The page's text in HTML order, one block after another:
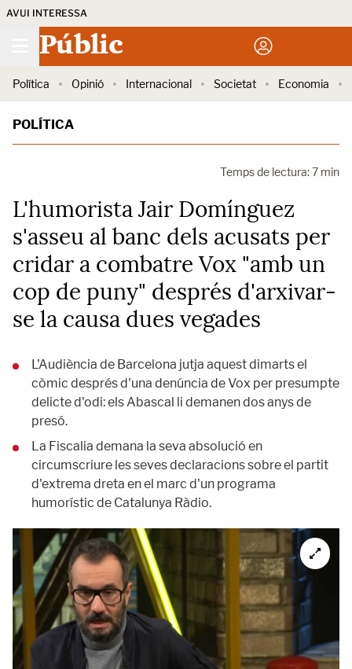
AVUI INTERESSA
Públic
Política Opinió Internacional Societat Economia
POLÍTICA
Temps de lectura: 7 min
L'humorista Jair Domínguez
s'asseu al banc dels acusats per
cridar a combatre Vox "amb un
cop de puny" després d'arxivar-
se la causa dues vegades
L'Audiència de Barcelona jutja aquest dimarts el
còmic després d'una denúncia de Vox per presumpte
delicte d'odi: els Abascal li demanen dos anys de
presó.
La Fiscalia demana la seva absolució en
circumscriure les seves declaracions sobre el partit
d'extrema dreta en el marc d'un programa
humorístic de Catalunya Ràdio.